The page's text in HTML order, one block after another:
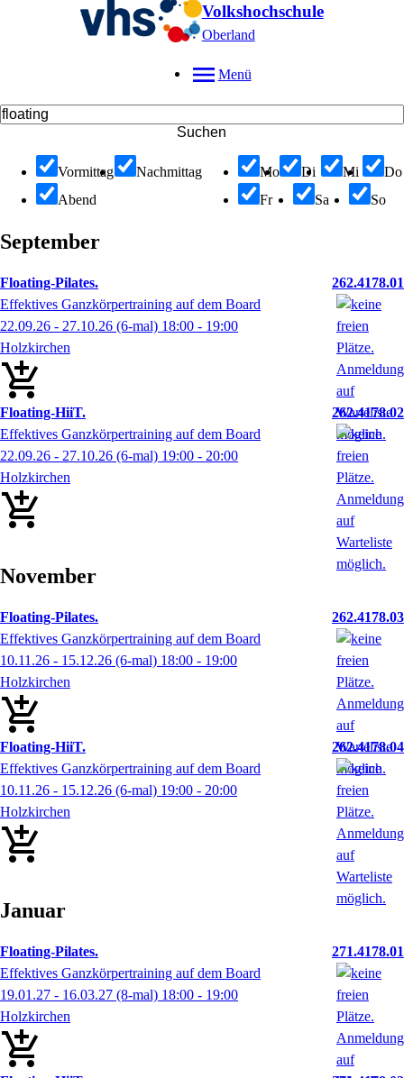
Volkshochschule
Oberland
Menü
Suchen
Vormittag
Nachmittag
Abend
Mo Di Mi
Do
Fr
Sa So
September
Floating-Pilates.
262.4178.01
Effektives Ganzkörpertraining auf dem Board
22.09.26 - 27.10.26 (6-mal) 18:00 - 19:00
Holzkirchen
Floating-HiiT.
262.4178.02
Effektives Ganzkörpertraining auf dem Board
22.09.26 - 27.10.26 (6-mal) 19:00 - 20:00
Holzkirchen
November
Floating-Pilates.
262.4178.03
Effektives Ganzkörpertraining auf dem Board
10.11.26 - 15.12.26 (6-mal) 18:00 - 19:00
Holzkirchen
Floating-HiiT.
262.4178.04
Effektives Ganzkörpertraining auf dem Board
10.11.26 - 15.12.26 (6-mal) 19:00 - 20:00
Holzkirchen
Januar
Floating-Pilates.
271.4178.01
Effektives Ganzkörpertraining auf dem Board
19.01.27 - 16.03.27 (8-mal) 18:00 - 19:00
Holzkirchen